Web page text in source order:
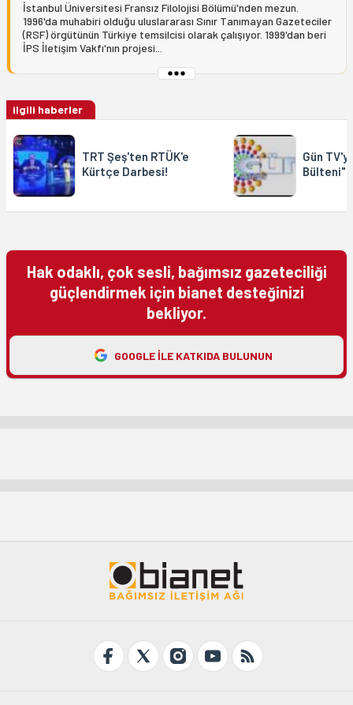
İstanbul Üniversitesi Fransız Filolojisi Bölümü'nden mezun.
1996'da muhabiri olduğu uluslararası Sınır Tanımayan Gazeteciler
(RSF) örgütünün Türkiye temsilcisi olarak çalışıyor. 1999'dan beri
İPS İletişim Vakfı'nın projesi...
ilgili haberler
TRT Şeş'ten RTÜK'e
Kürtçe Darbesi!
Gün
Bülteni"
Hak odaklı, çok sesli, bağımsız gazeteciliği
güçlendirmek için bianet desteğinizi
bekliyor.
GOOGLE ILE KATKIDA BULUNUN